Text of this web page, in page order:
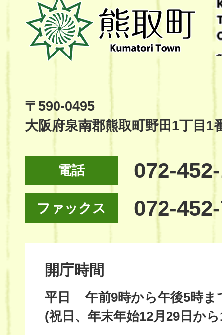
取
町
Kumatori
Site
〒590-0495
大阪府泉南郡熊取町野田1丁目1
電話 072-
ファックス 072-
開庁時間
平日
午前9時から午後5時ま
(祝日、年末年始12月29日か